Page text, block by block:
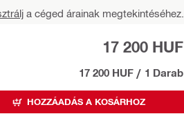
a céged árainak megtekintéséhez.
17 200 HUF
17 200 HUF / 1 Darab
HOZZÁADÁS A KOSÁRHOZ